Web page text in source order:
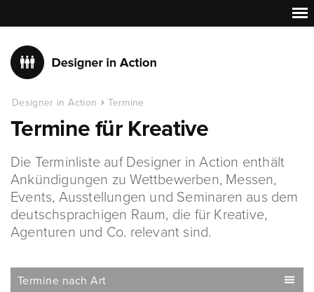
Designer in Action Termine
Termine für Kreative
Die Terminliste auf Designer in Action enthält
Ankündigungen zu Wettbewerben, Messen,
Events, Ausstellungen und Seminaren aus dem
deutschsprachigen Raum, die für Kreative,
Agenturen und Co. relevant sind.
Termine nach Art